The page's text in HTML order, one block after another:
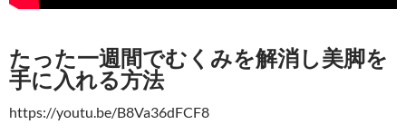
たった一週間でむくみを解消し美脚を
手に入れる方法
https://youtu.be/B8Va36dFCF8